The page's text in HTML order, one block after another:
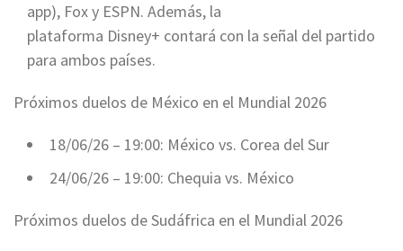
app), Fox y ESPN. Además, la
plataforma Disney+ contará con la señal del partido
para ambos países.
Próximos duelos de México en el Mundial 2026
18/06/26 – 19:00: México vs. Corea del Sur
24/06/26 – 19:00: Chequia vs. México
Próximos duelos de Sudáfrica en el Mundial 2026